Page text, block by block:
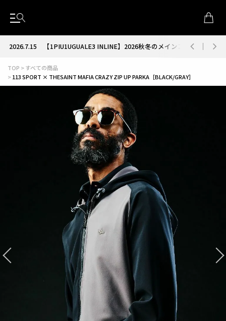
】2026秋冬のメインコレクションが解禁 2026.7.1【
TOP
すべての商品
113 SPORT × THESAINT MAFIA CRAZY ZIP UP PARKA［BLACK/GRAY］